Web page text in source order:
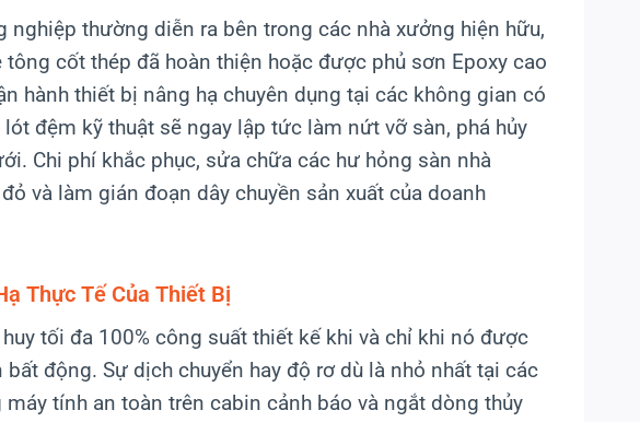
nghiệp thường diễn ra bên trong các nhà xưởng hiện hữu,
cốt thép đã hoàn thiện hoặc được phủ sơn Epoxy cao
hành thiết bị nâng hạ chuyên dụng tại các không gian có
đệm kỹ thuật sẽ ngay lập tức làm nứt vỡ sàn, phá hủy
Chi phí khắc phục, sửa chữa các hư hỏng sàn nhà
và làm gián đoạn dây chuyền sản xuất của doanh
Thực Tế Của Thiết Bị
tối đa 100% công suất thiết kế khi và chỉ khi nó được
động. Sự dịch chuyển hay độ rơ dù là nhỏ nhất tại các
tính an toàn trên cabin cảnh báo và ngắt dòng thủy